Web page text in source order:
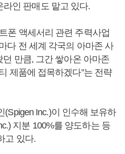
라인 판매도 맡고 있다.
폰 액세서리 관련 주력사업
다 전 세계 각국의 아마존 사
만큼, 그간 쌓아온 아마존
제품에 접목하겠다”는 전략
(Spigen Inc.)이 인수해 보유하
지분 100%를 양도하는 등
고 있다.